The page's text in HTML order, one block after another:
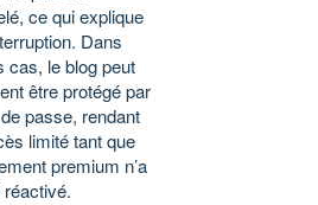
ce qui explique
Dans
cas, le blog peut
être protégé par
passe, rendant
limité tant que
premium n’a